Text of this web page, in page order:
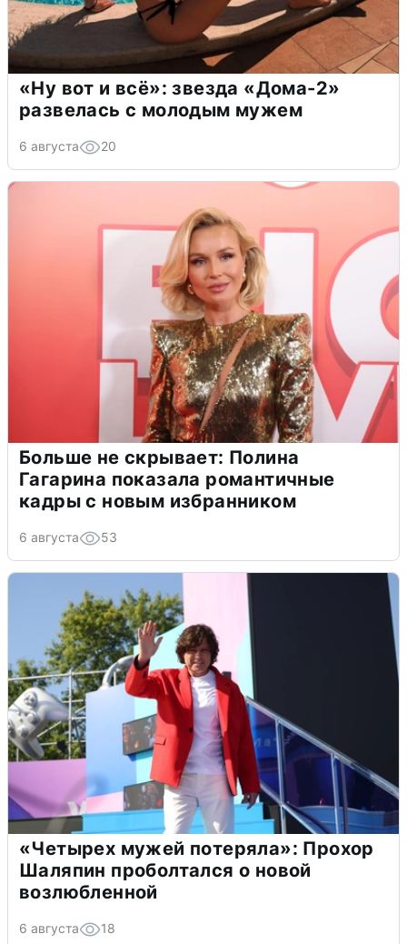
«Ну вот и всё»: звезда «Дома-2»
развелась с молодым мужем
6 августа 20
Больше не скрывает: Полина
Гагарина показала романтичные
кадры с новым избранником
6 августа 53
«Четырех мужей потеряла»: Прохор
Шаляпин проболтался о новой
возлюбленной
6 августа 18